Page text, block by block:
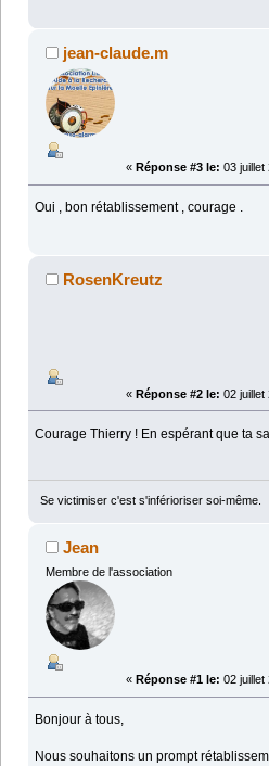
jean-claude.m
« Réponse #3 le: 03 juillet
Oui , bon rétablissement , courage .
RosenKreutz
« Réponse #2 le: 02 juillet
Courage Thierry ! En espérant que ta
Se victimiser c'est s'inférioriser soi-même.
Jean
Membre de l'association
« Réponse #1 le: 02 juillet
Bonjour à tous,
Nous souhaitons un prompt